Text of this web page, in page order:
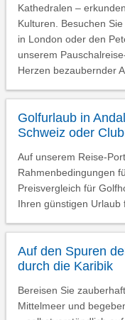
Kathedralen –
Kulturen. Besuchen
in London oder den
unserem
Herzen bezaubernder
Golfurlaub in
Schweiz oder
Auf unserem Reise-
Rahmenbedingungen
Preisvergleich für
Ihren günstigen Urlaub
Auf den Spuren
durch die Karibik
Bereisen Sie
Mittelmeer und